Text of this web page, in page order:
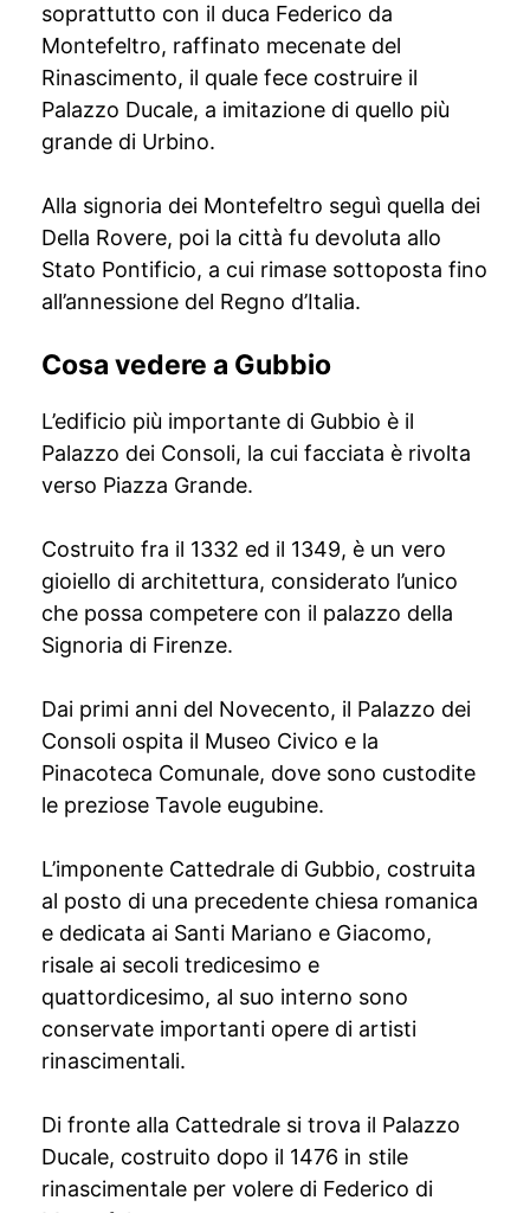
soprattutto con il duca Federico da
Montefeltro, raffinato mecenate del
Rinascimento, il quale fece costruire il
Palazzo Ducale, a imitazione di quello più
grande di Urbino.
Alla signoria dei Montefeltro seguì quella dei
Della Rovere, poi la città fu devoluta allo
Stato Pontificio, a cui rimase sottoposta fino
all’annessione del Regno d’Italia.
Cosa vedere a Gubbio
L’edificio più importante di Gubbio è il
Palazzo dei Consoli, la cui facciata è rivolta
verso Piazza Grande.
Costruito fra il 1332 ed il 1349, è un vero
gioiello di architettura, considerato l’unico
che possa competere con il palazzo della
Signoria di Firenze.
Dai primi anni del Novecento, il Palazzo dei
Consoli ospita il Museo Civico e la
Pinacoteca Comunale, dove sono custodite
le preziose Tavole eugubine.
L’imponente Cattedrale di Gubbio, costruita
al posto di una precedente chiesa romanica
e dedicata ai Santi Mariano e Giacomo,
risale ai secoli tredicesimo e
quattordicesimo, al suo interno sono
conservate importanti opere di artisti
rinascimentali.
Di fronte alla Cattedrale si trova il Palazzo
Ducale, costruito dopo il 1476 in stile
rinascimentale per volere di Federico di